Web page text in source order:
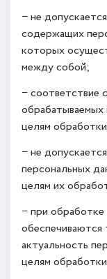
− не
содержащих
которых
между собой;
− соответствие
обрабатываемых
целям
− не
персональных
целям их
− при
обеспечиваются
актуальность
целям